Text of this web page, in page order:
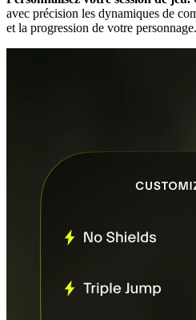
avec précision les dynamiques de
et la progression de votre personnage.